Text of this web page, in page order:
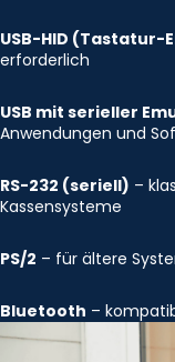
USB-HID (Tastatur-
erforderlich
USB mit serieller
Anwendungen und
RS-232 (seriell) –
Kassensysteme
PS/2 – für ältere
Bluetooth –